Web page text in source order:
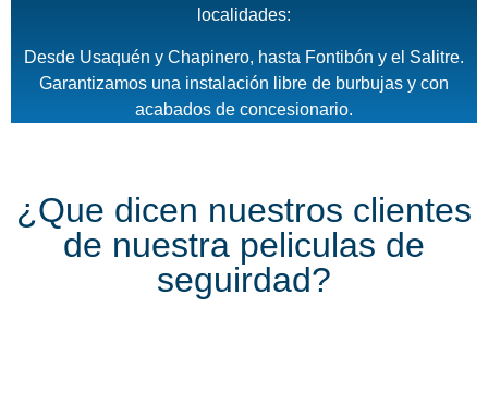
localidades:
Desde Usaquén y Chapinero, hasta Fontibón y el Salitre.
Garantizamos una instalación libre de burbujas y con
acabados de concesionario.
¿Que dicen nuestros clientes
de nuestra peliculas de
seguirdad?